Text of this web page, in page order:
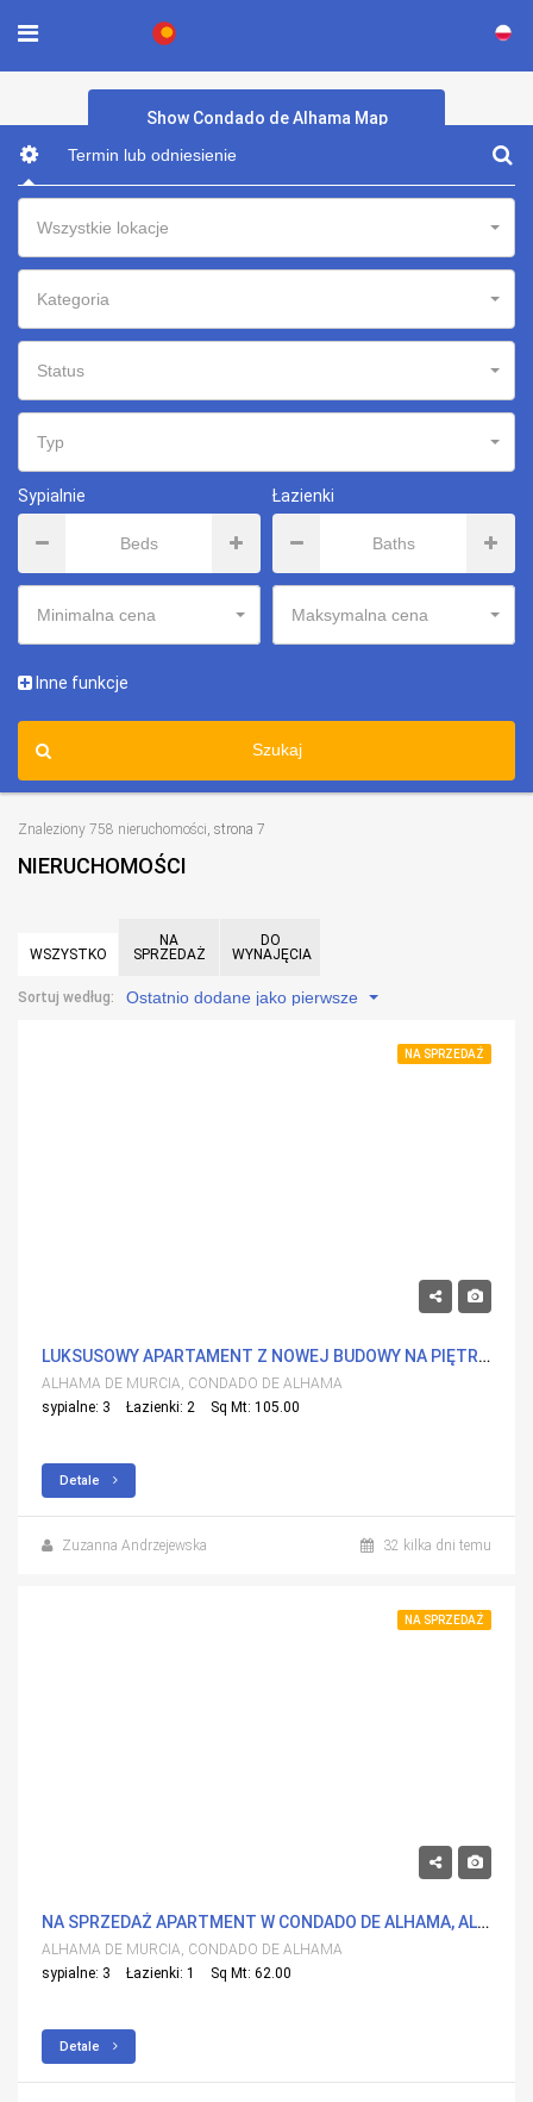
Show Condado de Alhama Map
Wszystkie lokacje
Kategoria
Status
Typ
Sypialnie Łazienki
Minimalna cena Maksymalna cena
Inne funkcje
Szukaj
Znaleziony 758 nieruchomości, strona 7
NIERUCHOMOŚCI
WSZYSTKO
NA
SPRZEDAŻ
DO
WYNAJĘCIA
Sortuj według: Ostatnio dodane jako pierwsze
NA SPRZEDAŻ
LUKSUSOWY APARTAMENT Z NOWEJ BUDOWY NA PIĘTRZE
ALHAMA DE MURCIA, CONDADO DE ALHAMA
sypialne: 3
Łazienki: 2 Sq Mt: 105.00
Detale
Zuzanna Andrzejewska 32 kilka dni temu
NA SPRZEDAŻ
NA SPRZEDAŻ APARTMENT W CONDADO DE ALHAMA, ALHAMA DE MURCIA Z BASENEM
ALHAMA DE MURCIA, CONDADO DE ALHAMA
sypialne: 3
Łazienki: 1 Sq Mt: 62.00
Detale